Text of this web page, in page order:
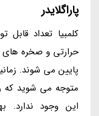
پاراگلایدر
کلمبیا تعداد قابل
حرارتی و صخره های
پایین می شوند.
متوجه می شوید که
این وجود